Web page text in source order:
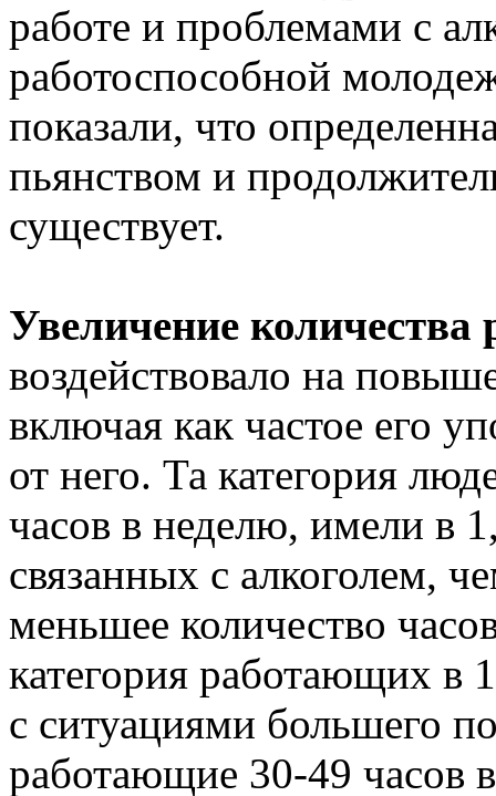
работе и проблемами с
работоспособной
показали, что
пьянством и
существует.
Увеличение количества
воздействовало на
включая как частое его
от него. Та категория
часов в неделю, имели в
связанных с алкоголем,
меньшее количество
категория работающих в
с ситуациями большего
работающие 30-49 часов